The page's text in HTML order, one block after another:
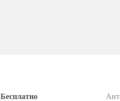
Бесплатно